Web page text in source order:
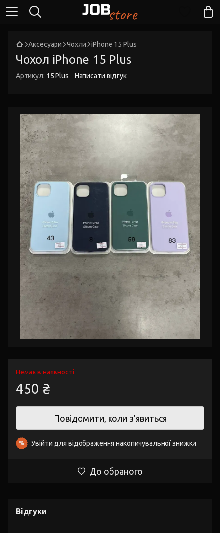
Аксесуари Чохли iPhone 15 Plus
Чохол iPhone 15 Plus
Артикул: 15 Plus Написати відгук
Немає в наявності
450 ₴
Повідомити, коли з'явиться
% Увійти для відображення накопичувальної знижки
До обраного
Відгуки